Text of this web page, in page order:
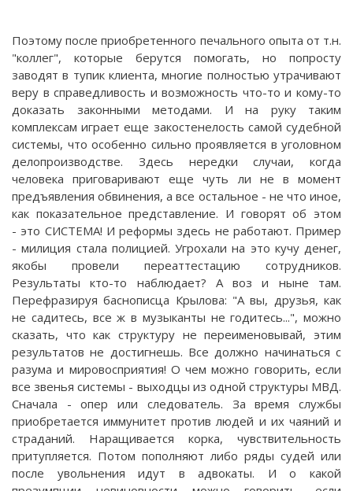
Поэтому после приобретенного печального опыта от т.н.
"коллег", которые берутся помогать, но попросту
заводят в тупик клиента, многие полностью утрачивают
веру в справедливость и возможность что-то и кому-то
доказать законными методами. И на руку таким
комплексам играет еще закостенелость самой судебной
системы, что особенно сильно проявляется в уголовном
делопроизводстве. Здесь нередки случаи, когда
человека приговаривают еще чуть ли не в момент
предъявления обвинения, а все остальное - не что иное,
как показательное представление. И говорят об этом
- это СИСТЕМА! И реформы здесь не работают. Пример
- милиция стала полицией. Угрохали на это кучу денег,
якобы провели переаттестацию сотрудников.
Результаты кто-то наблюдает? А воз и ныне там.
Перефразируя баснописца Крылова: "А вы, друзья, как
не садитесь, все ж в музыканты не годитесь...", можно
сказать, что как структуру не переименовывай, этим
результатов не достигнешь. Все должно начинаться с
разума и мировосприятия! О чем можно говорить, если
все звенья системы - выходцы из одной структуры МВД.
Сначала - опер или следователь. За время службы
приобретается иммунитет против людей и их чаяний и
страданий. Наращивается корка, чувствительность
притупляется. Потом пополняют либо ряды судей или
после увольнения идут в адвокаты. И о какой